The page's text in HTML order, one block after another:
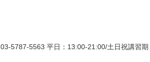
03-5787-5563 平日：13:00-21:00/土日祝講習期